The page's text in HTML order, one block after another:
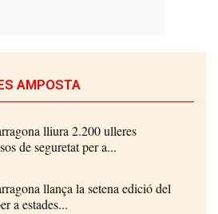
AMPOSTA
lliura 2.200 ulleres
de seguretat per a...
llança la setena edició del
a estades...